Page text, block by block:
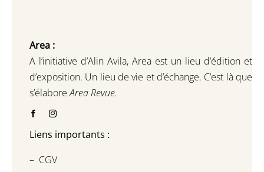
Area :
A l’initiative d’Alin Avila, Area est un lieu d’édition et
d’exposition. Un lieu de vie et d’échange. C’est là que
s’élaboreArea Revue.
Liens importants :
– CGV